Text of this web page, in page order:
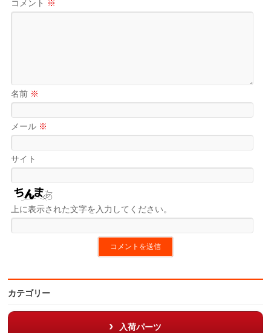
コメント ※
名前 ※
メール ※
サイト
上に表示された文字を入力してください。
カテゴリー
入荷パーツ